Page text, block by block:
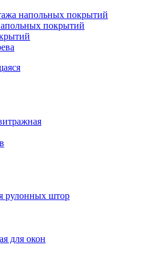
напольных покрытий
покрытий
рулонных штор
для окон